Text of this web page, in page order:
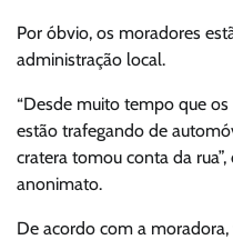
Por óbvio, os moradores
administração local.
“Desde muito tempo que
estão trafegando de
cratera tomou conta da
anonimato.
De acordo com a